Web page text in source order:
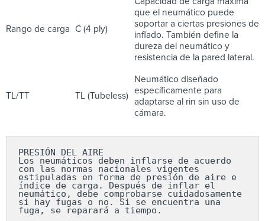
Rango de carga C (4 ply)
que el neumático puede
soportar a ciertas presiones de
inflado. También define la
dureza del neumático y
resistencia de la pared lateral.
TL/TT TL (Tubeless)
Neumático diseñado
específicamente para
adaptarse al rin sin uso de
cámara.
PRESIÓN DEL AIRE
Los neumáticos deben inflarse de acuerdo
con las normas nacionales vigentes
estipuladas en forma de presión de aire e
índice de carga. Después de inflar el
neumático, debe comprobarse cuidadosamente
si hay fugas o no. Si se encuentra una
fuga, se reparará a tiempo.